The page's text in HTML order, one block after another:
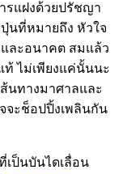
รแฝงด้วยปรัชญา
นที่หมายถึง หัวใจ
ละอนาคต สมแล้ว
ท้ ไม่เพียงแค่นั้นนะ
นทางมาศาลและ
จะช็อปปิ้งเพลินกัน
เป็นบันไดเลื่อน